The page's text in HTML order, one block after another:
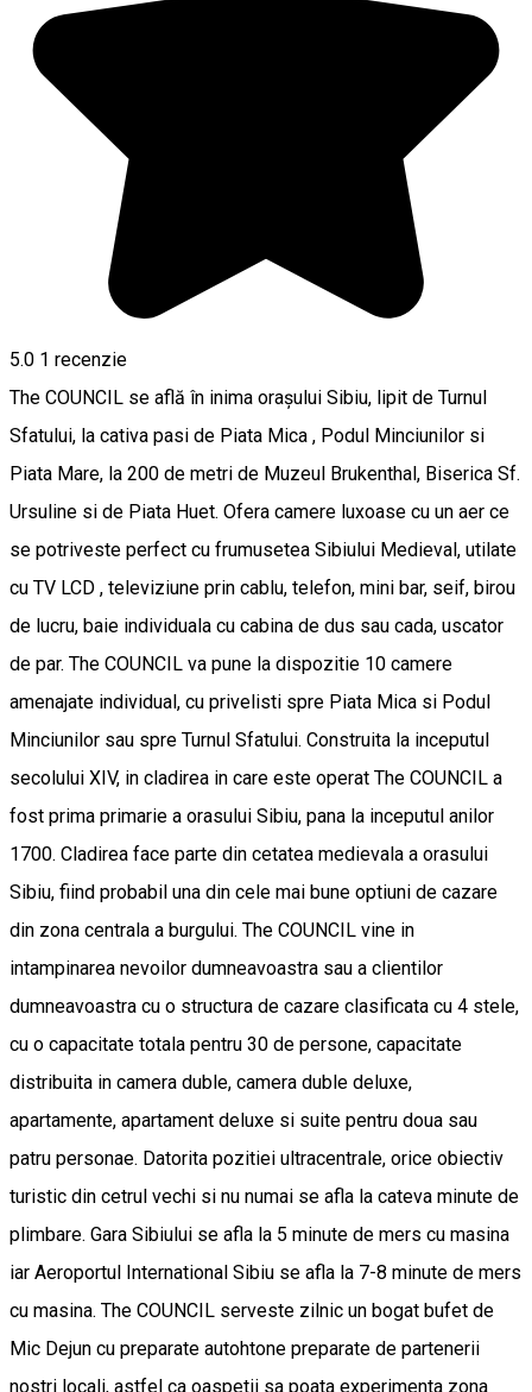
5.0 1 recenzie
The COUNCIL se află în inima oraşului Sibiu, lipit de Turnul
Sfatului, la cativa pasi de Piata Mica , Podul Minciunilor si
Piata Mare, la 200 de metri de Muzeul Brukenthal, Biserica Sf.
Ursuline si de Piata Huet. Ofera camere luxoase cu un aer ce
se potriveste perfect cu frumusetea Sibiului Medieval, utilate
cu TV LCD , televiziune prin cablu, telefon, mini bar, seif, birou
de lucru, baie individuala cu cabina de dus sau cada, uscator
de par. The COUNCIL va pune la dispozitie 10 camere
amenajate individual, cu privelisti spre Piata Mica si Podul
Minciunilor sau spre Turnul Sfatului. Construita la inceputul
secolului XIV, in cladirea in care este operat The COUNCIL a
fost prima primarie a orasului Sibiu, pana la inceputul anilor
1700. Cladirea face parte din cetatea medievala a orasului
Sibiu, fiind probabil una din cele mai bune optiuni de cazare
din zona centrala a burgului. The COUNCIL vine in
intampinarea nevoilor dumneavoastra sau a clientilor
dumneavoastra cu o structura de cazare clasificata cu 4 stele,
cu o capacitate totala pentru 30 de persone, capacitate
distribuita in camera duble, camera duble deluxe,
apartamente, apartament deluxe si suite pentru doua sau
patru personae. Datorita pozitiei ultracentrale, orice obiectiv
turistic din cetrul vechi si nu numai se afla la cateva minute de
plimbare. Gara Sibiului se afla la 5 minute de mers cu masina
iar Aeroportul International Sibiu se afla la 7-8 minute de mers
cu masina. The COUNCIL serveste zilnic un bogat bufet de
Mic Dejun cu preparate autohtone preparate de partenerii
nostri locali, astfel ca oaspetii sa poata experimenta zona